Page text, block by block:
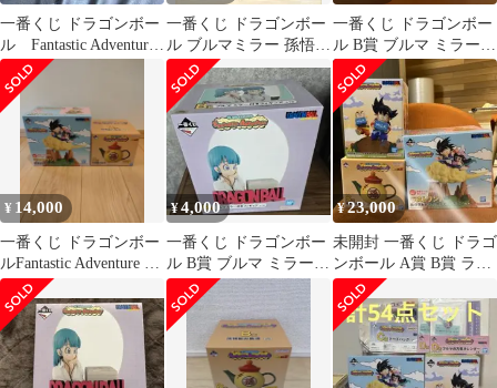
一番くじ ドラゴンボー
ル Fantastic Adventure2
B賞 孫悟飯
一番くじ ドラゴンボー
ル ブルマミラー 孫悟空
マジュニア孫悟飯ヤジ
ロベーおまけ付
一番くじ ドラゴンボー
ル B賞 ブルマ ミラー付
きフィギュア
¥ 14,000
一番くじ ドラゴンボー
ルFantastic Adventure 2
ラストワン賞
¥4,000
一番くじ ドラゴンボー
ル B賞 ブルマ ミラー付
きフィギュア 【新
品 未使用】
¥23,000
未開封 一番くじ ドラゴ
ンボール A賞 B賞 ラス
トワン賞